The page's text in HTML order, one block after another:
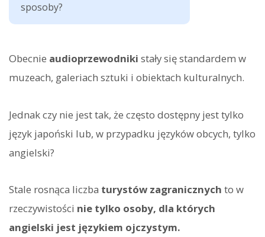
sposoby?
Obecnie audioprzewodniki stały się standardem w
muzeach, galeriach sztuki i obiektach kulturalnych.
Jednak czy nie jest tak, że często dostępny jest tylko
język japoński lub, w przypadku języków obcych, tylko
angielski?
Stale rosnąca liczba turystów zagranicznych to w
rzeczywistości nie tylko osoby, dla których
angielski jest językiem ojczystym.